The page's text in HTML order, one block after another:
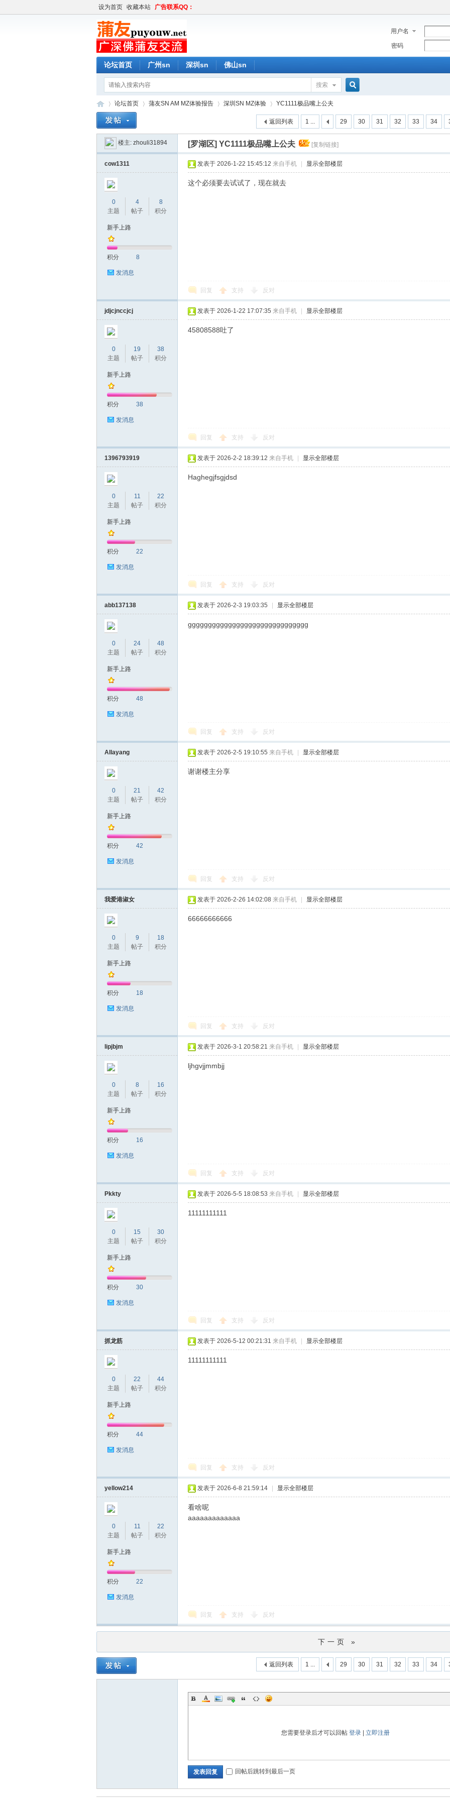
设为首页 收藏本站 广告联系QQ：
用户名
密码
论坛首页 广州sn 深圳sn 佛山sn
搜索
论
圳
品
»
论坛首页
›
蒲友SN AM MZ体验报告
›
深圳SN MZ体验
›
YC1111极品嘴上公夫
1 ... 29 30 31 32 33 34
返回列表
楼主: zhouli31894 [罗湖区] YC1111极品嘴上公夫 [复制链接]
cow1311
0
主题
4
帖子
8
积分
新手上路
积分 8
发消息
发表于 2026-1-22 15:45:12 来自手机 显示全部楼层
这个必须要去试试了，现在就去
回复 支持 反对
jdjcjnccjcj
0
主题
19
帖子
38
积分
新手上路
积分 38
发消息
发表于 2026-1-22 17:07:35 来自手机 显示全部楼层
45808588吐了
回复 支持 反对
1396793919
0
主题
11
帖子
22
积分
新手上路
积分 22
发消息
发表于 2026-2-2 18:39:12 来自手机 显示全部楼层
Haghegjfsgjdsd
回复 支持 反对
abb137138
0
主题
24
帖子
48
积分
新手上路
积分 48
发消息
发表于 2026-2-3 19:03:35 显示全部楼层
gggggggggggggggggggggggggggggg
回复 支持 反对
Allayang
0
主题
21
帖子
42
积分
新手上路
积分 42
发消息
发表于 2026-2-5 19:10:55 来自手机 显示全部楼层
谢谢楼主分享
回复 支持 反对
我爱港淑女
0
主题
9
帖子
18
积分
新手上路
积分 18
发消息
发表于 2026-2-26 14:02:08 来自手机 显示全部楼层
66666666666
回复 支持 反对
lipjbjm
0
主题
8
帖子
16
积分
新手上路
积分 16
发消息
发表于 2026-3-1 20:58:21 来自手机 显示全部楼层
ljhgvjjmmbjj
回复 支持 反对
Pkkty
0
主题
15
帖子
30
积分
新手上路
积分 30
发消息
发表于 2026-5-5 18:08:53 来自手机 显示全部楼层
11111111111
回复 支持 反对
抓龙筋
0
主题
22
帖子
44
积分
新手上路
积分 44
发消息
发表于 2026-5-12 00:21:31 来自手机 显示全部楼层
11111111111
回复 支持 反对
yellow214
0
主题
11
帖子
22
积分
新手上路
积分 22
发消息
发表于 2026-6-8 21:59:14 显示全部楼层
看啥呢
aaaaaaaaaaaaa
回复 支持 反对
下一页 »
1 ... 29 30 31 32 33 34
返回列表
您需要登录后才可以回帖 登录| 立即注册
发表回复 回帖后跳转到最后一页